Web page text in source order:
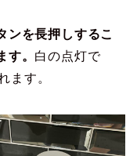
ンを長押しするこ
す。 白の点灯で
ます。